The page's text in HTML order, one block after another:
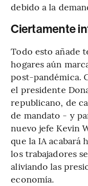
debido a la
Ciertamente
Todo esto añade
hogares aún
post-pandémica.
el presidente
republicano, de
de mandato - y
nuevo jefe Kevin
que la IA acabará
los trabajadores
aliviando las
economía.